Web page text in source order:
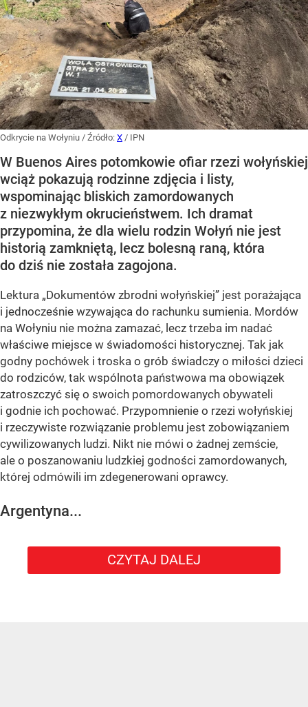
Odkrycie na Wołyniu / Źródło: X / IPN
W Buenos Aires potomkowie ofiar rzezi wołyńskiej
wciąż pokazują rodzinne zdjęcia i listy,
wspominając bliskich zamordowanych
z niezwykłym okrucieństwem. Ich dramat
przypomina, że dla wielu rodzin Wołyń nie jest
historią zamkniętą, lecz bolesną raną, która
do dziś nie została zagojona.
Lektura „Dokumentów zbrodni wołyńskiej” jest porażająca
i jednocześnie wzywająca do rachunku sumienia. Mordów
na Wołyniu nie można zamazać, lecz trzeba im nadać
właściwe miejsce w świadomości historycznej. Tak jak
godny pochówek i troska o grób świadczy o miłości dzieci
do rodziców, tak wspólnota państwowa ma obowiązek
zatroszczyć się o swoich pomordowanych obywateli
i godnie ich pochować. Przypomnienie o rzezi wołyńskiej
i rzeczywiste rozwiązanie problemu jest zobowiązaniem
cywilizowanych ludzi. Nikt nie mówi o żadnej zemście,
ale o poszanowaniu ludzkiej godności zamordowanych,
której odmówili im zdegenerowani oprawcy.
Argentyna...
CZYTAJ DALEJ